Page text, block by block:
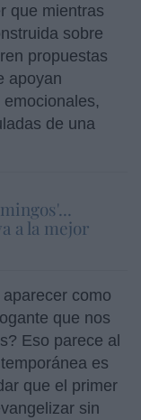
que mientras
sobre
propuestas
apoyan
de una
a la mejor
como
que nos
Eso parece al
es
que el primer
sin